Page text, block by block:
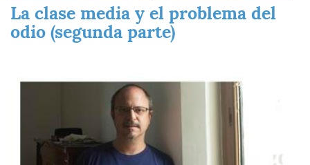
La clase media y el problema del
odio (segunda parte)
Imagen